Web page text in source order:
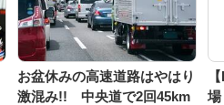
お盆休みの高速道路はやはり
激混み!! 中央道で2回45km